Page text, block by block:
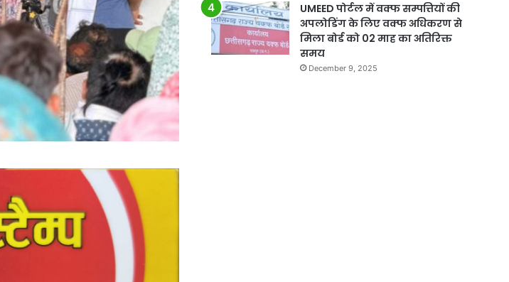
UMEED पोर्टल में वक्फ सम्पत्तियों की
अपलोडिंग के लिए वक्फ अधिकरण से
मिला बोर्ड को 02 माह का अतिरिक्त
समय
December 9, 2025